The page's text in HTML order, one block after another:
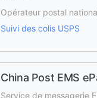
Opérateur postal
Suivi des colis USPS
China Post EMS
Service de messagerie